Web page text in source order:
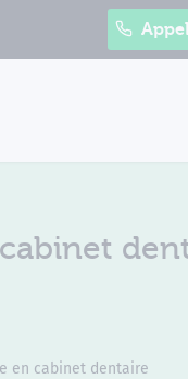
en cabinet dentaire